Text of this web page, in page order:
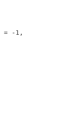
= - 1 ,